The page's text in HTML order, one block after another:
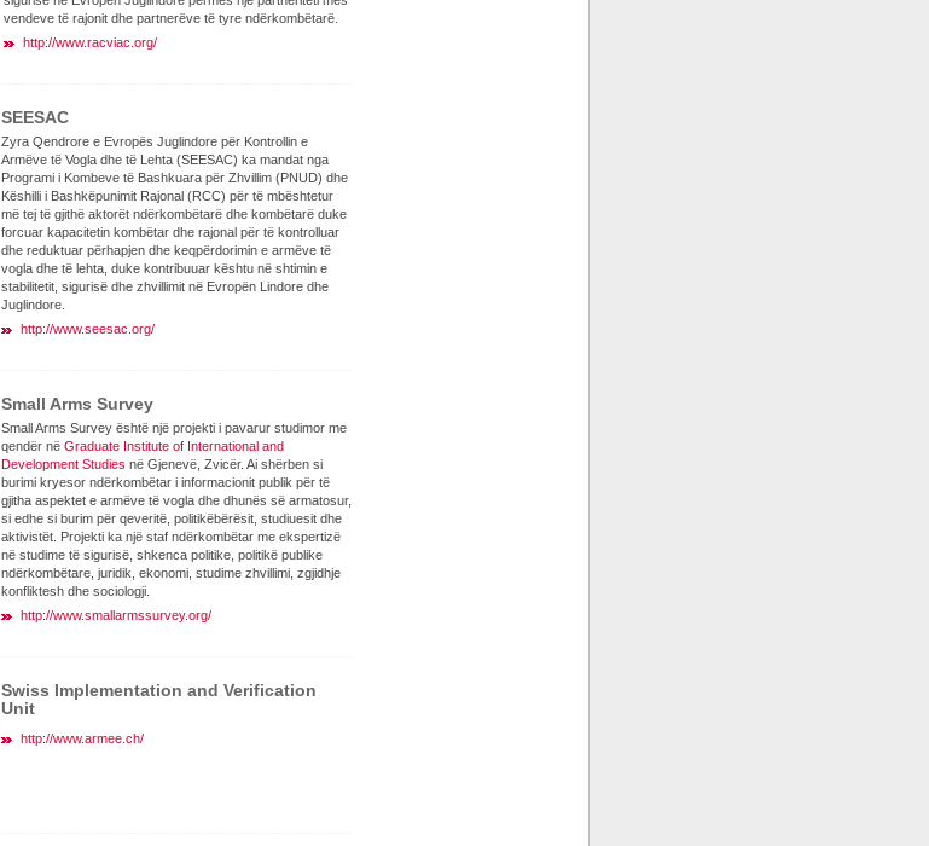
vendeve të rajonit dhe partnerëve të tyre ndërkombëtarë.
http://www.racviac.org/
SEESAC
Zyra Qendrore e Evropës Juglindore për Kontrollin e
Armëve të Vogla dhe të Lehta (SEESAC) ka mandat nga
Programi i Kombeve të Bashkuara për Zhvillim (PNUD) dhe
Këshilli i Bashkëpunimit Rajonal (RCC) për të mbështetur
më tej të gjithë aktorët ndërkombëtarë dhe kombëtarë duke
forcuar kapacitetin kombëtar dhe rajonal për të kontrolluar
dhe reduktuar përhapjen dhe keqpërdorimin e armëve të
vogla dhe të lehta, duke kontribuuar kështu në shtimin e
stabilitetit, sigurisë dhe zhvillimit në Evropën Lindore dhe
Juglindore.
http://www.seesac.org/
Small Arms Survey
Small Arms Survey është një projekti i pavarur studimor me
qendër në Graduate Institute of International and
Development Studies në Gjenevë, Zvicër. Ai shërben si
burimi kryesor ndërkombëtar i informacionit publik për të
gjitha aspektet e armëve të vogla dhe dhunës së armatosur,
si edhe si burim për qeveritë, politikëbërësit, studiuesit dhe
aktivistët. Projekti ka një staf ndërkombëtar me ekspertizë
në studime të sigurisë, shkenca politike, politikë publike
ndërkombëtare, juridik, ekonomi, studime zhvillimi, zgjidhje
konfliktesh dhe sociologji.
http://www.smallarmssurvey.org/
Swiss Implementation and Verification
Unit
http://www.armee.ch/